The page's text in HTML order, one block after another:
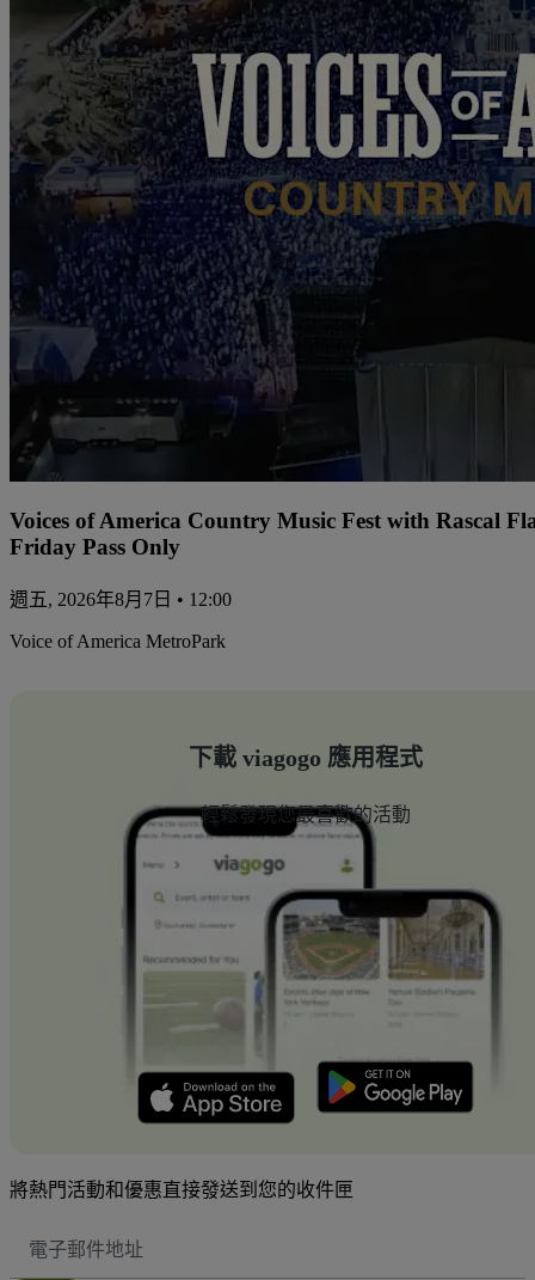
Voices of America Country Music Fest with Rascal
Friday Pass Only
週五, 2026年8月7日 • 12:00
Voice of America MetroPark
下載 viagogo 應用程式
輕鬆發現您最喜歡的活動
將熱門活動和優惠直接發送到您的收件匣
子